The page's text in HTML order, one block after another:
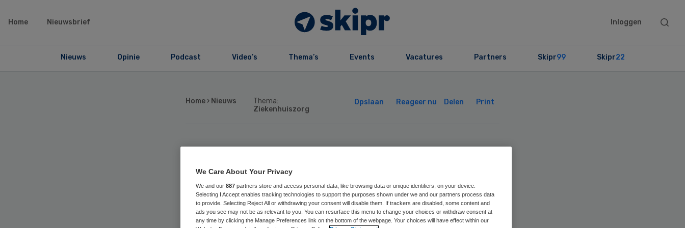
Home Nieuwsbrief Inloggen
Search
Nieuws Opinie Podcast Video’s Thema’s Events Vacatures Partners Skipr99 Skipr22
Home › Nieuws
Thema:
Ziekenhuiszorg
Opslaan Reageer nu Delen Print
RIVM: Twee nieuwe
sterfgevallen door
corona
We Care About Your Privacy
We and our 887 partners store and access personal data, like browsing data or unique identifiers, on your device.
Selecting I Accept enables tracking technologies to support the purposes shown under we and our partners process data
to provide. Selecting Reject All or withdrawing your consent will disable them. If trackers are disabled, some content and
ads you see may not be as relevant to you. You can resurface this menu to change your choices or withdraw consent at
any time by clicking the Manage Preferences link on the bottom of the webpage. Your choices will have effect within our